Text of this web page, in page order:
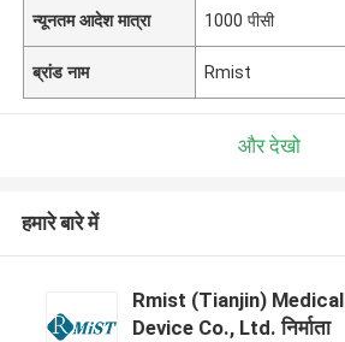
न्यूनतम आदेश मात्रा 1000 पीसी
ब्रांड नाम Rmist
और देखो
हमारे बारे में
Rmist (Tianjin) Medical
Device Co., Ltd. निर्माता